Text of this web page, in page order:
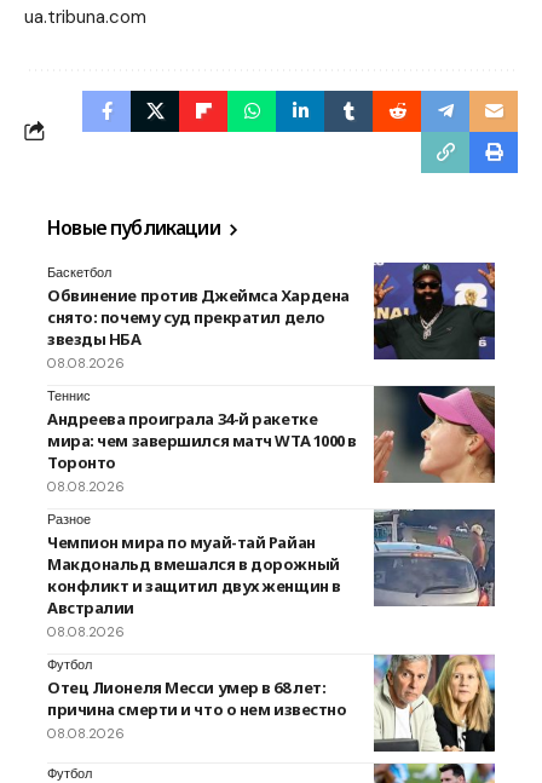
ua.tribuna.com
Новые публикации
Баскетбол
Обвинение против Джеймса Хардена
снято: почему суд прекратил дело
звезды НБА
08.08.2026
Теннис
Андреева проиграла 34-й ракетке
мира: чем завершился матч WTA 1000 в
Торонто
08.08.2026
Разное
Чемпион мира по муай-тай Райан
Макдональд вмешался в дорожный
конфликт и защитил двух женщин в
Австралии
08.08.2026
Футбол
Отец Лионеля Месси умер в 68 лет:
причина смерти и что о нем известно
08.08.2026
Футбол